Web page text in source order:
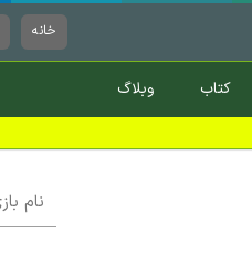
خانه
کتاب وبلاگ
بازی
،